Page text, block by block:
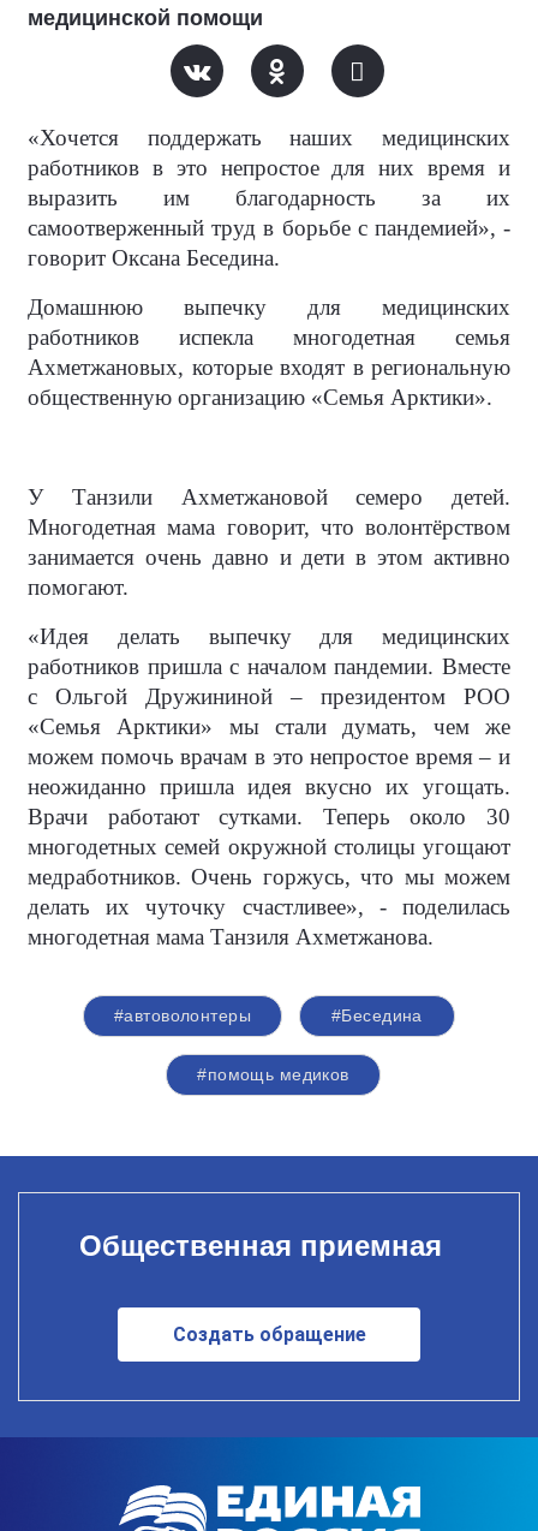
медицинской помощи
«Хочется поддержать наших медицинских
работников в это непростое для них время и
выразить им благодарность за их
самоотверженный труд в борьбе с пандемией», -
говорит Оксана Беседина.
Домашнюю выпечку для медицинских
работников испекла многодетная семья
Ахметжановых, которые входят в региональную
общественную организацию «Семья Арктики».
У Танзили Ахметжановой семеро детей.
Многодетная мама говорит, что волонтёрством
занимается очень давно и дети в этом активно
помогают.
«Идея делать выпечку для медицинских
работников пришла с началом пандемии. Вместе
с Ольгой Дружининой – президентом РОО
«Семья Арктики» мы стали думать, чем же
можем помочь врачам в это непростое время – и
неожиданно пришла идея вкусно их угощать.
Врачи работают сутками. Теперь около 30
многодетных семей окружной столицы угощают
медработников. Очень горжусь, что мы можем
делать их чуточку счастливее», - поделилась
многодетная мама Танзиля Ахметжанова.
#автоволонтеры #Беседина
#помощь медиков
Общественная приемная
Создать обращение